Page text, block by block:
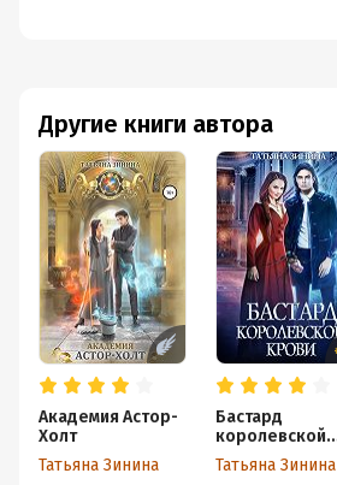
Другие книги автора
Академия Астор-
Холт
Татьяна Зинина
Бастард
королевской
крови
Татьяна Зинина